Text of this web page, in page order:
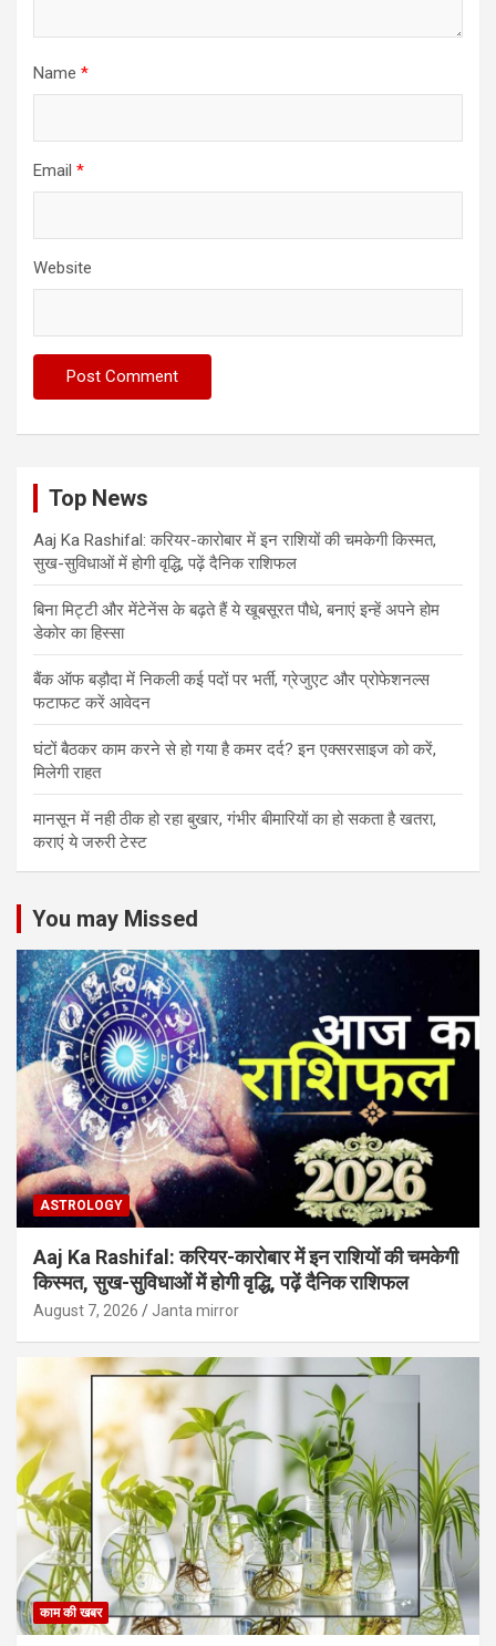
Name *
Email *
Website
Top News
Aaj Ka Rashifal: करियर-कारोबार में इन राशियों की चमकेगी किस्मत,
सुख-सुविधाओं में होगी वृद्धि, पढ़ें दैनिक राशिफल
बिना मिट्टी और मेंटेनेंस के बढ़ते हैं ये खूबसूरत पौधे, बनाएं इन्‍हें अपने होम
डेकोर का हिस्‍सा
बैंक ऑफ बड़ौदा में निकली कई पदों पर भर्ती, ग्रेजुएट और प्रोफेशनल्स
फटाफट करें आवेदन
घंटों बैठकर काम करने से हो गया है कमर दर्द? इन एक्सरसाइज को करें,
मिलेगी राहत
मानसून में नही ठीक हो रहा बुखार, गंभीर बीमारियों का हो सकता है खतरा,
कराएं ये जरुरी टेस्ट
You may Missed
ASTROLOGY
Aaj Ka Rashifal: करियर-कारोबार में इन राशियों की चमकेगी
किस्मत, सुख-सुविधाओं में होगी वृद्धि, पढ़ें दैनिक राशिफल
August 7, 2026 Janta mirror
काम की खबर